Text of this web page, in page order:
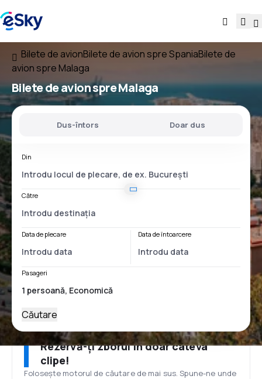
Bilete de avionBilete de avion spre SpaniaBilete de
avion spre Malaga
Bilete de avion spre Malaga
Dus-întors Doar dus
Din
Către
Data de plecare Data de întoarcere
Pasageri
Căutare
Rezervă-ți zborul în doar câteva
clipe!
Folosește motorul de căutare de mai sus. Spune-ne unde